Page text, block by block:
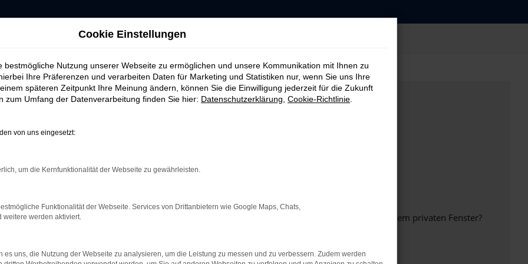
bestimmter Seiten verhindern. Funktioniert die Seite in einem anderen Browser oder in einem privaten Fenster?
beheben.
Cookie Einstellungen
bestmögliche Nutzung unserer Webseite zu ermöglichen und unsere Kommunikation mit Ihnen zu
Ihre Präferenzen und verarbeiten Daten für Marketing und Statistiken nur, wenn Sie uns Ihre
späteren Zeitpunkt Ihre Meinung ändern, können Sie die Einwilligung jederzeit für die Zukunft
zum Umfang der Datenverarbeitung finden Sie hier: Datenschutzerklärung Cookie-Richtlinie
von uns eingesetzt:
um die Kernfunktionalität der Webseite zu gewährleisten.
Funktionalität der Webseite. Services von Drittanbietern wie Google Maps, Chats,
weitere werden aktiviert.
es uns, die Nutzung der Webseite zu analysieren, um die Leistung zu messen und zu verbessern. Zudem werden